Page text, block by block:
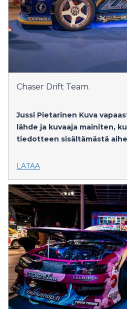
Chaser Drift Team.
Jussi Pietarinen Kuva
lähde ja kuvaaja mainiten,
tiedotteen sisältämästä
LATAA